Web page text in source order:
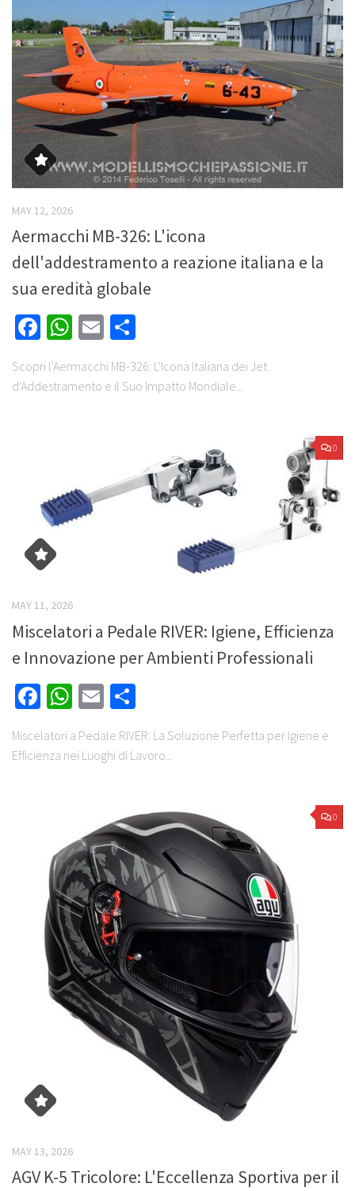
MAY 12, 2026
Aermacchi MB-326: L'icona
dell'addestramento a reazione italiana e la
sua eredità globale
Facebook
WhatsApp
Email
Scopri l'Aermacchi MB-326: L'Icona Italiana dei Jet
d'Addestramento e il Suo Impatto Mondiale...
0
MAY 11, 2026
Miscelatori a Pedale RIVER: Igiene, Efficienza
e Innovazione per Ambienti Professionali
Facebook
WhatsApp
Email
Miscelatori a Pedale RIVER: La Soluzione Perfetta per Igiene e
Efficienza nei Luoghi di Lavoro...
0
MAY 13, 2026
AGV K-5 Tricolore: L'Eccellenza Sportiva per il